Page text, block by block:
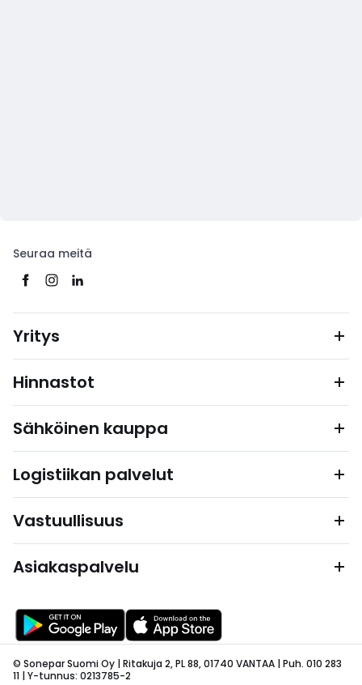
Seuraa meitä
Yritys
Hinnastot
Sähköinen kauppa
Logistiikan palvelut
Vastuullisuus
Asiakaspalvelu
© Sonepar Suomi Oy | Ritakuja 2, PL 88, 01740 VANTAA | Puh. 010 283
11 | Y-tunnus: 0213785-2